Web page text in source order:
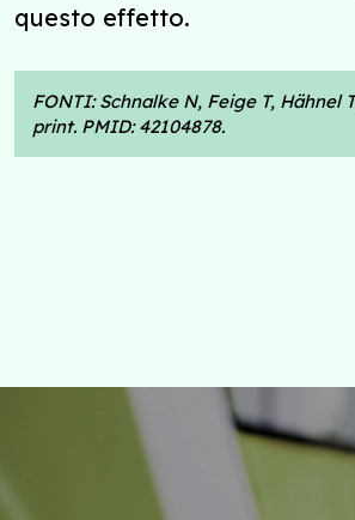
questo effetto.
FONTI: Schnalke N, Feige T, Hähnel
print. PMID: 42104878.